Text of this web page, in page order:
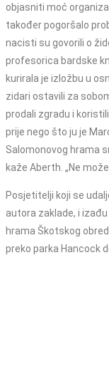
objasniti moć
također pogoršalo
nacisti su govorili o
profesorica bardske
kurirala je izložbu u
zidari ostavili za
prodali zgradu i
prije nego što ju je
Salomonovog hrama
kaže Aberth. „Ne
Posjetitelji koji se
autora zaklade, i
hrama Škotskog
preko parka Hancock